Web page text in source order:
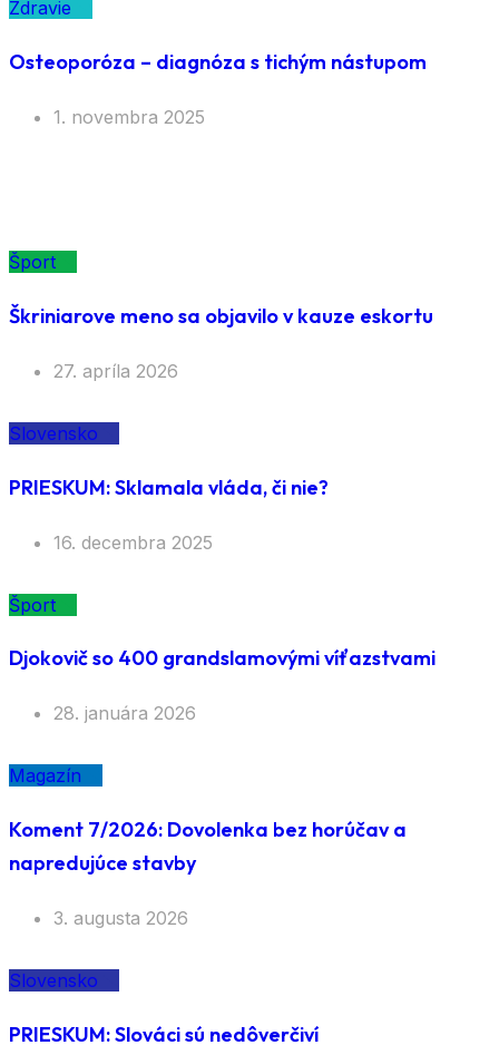
Zdravie
Osteoporóza – diagnóza s tichým nástupom
1. novembra 2025
Šport
Škriniarove meno sa objavilo v kauze eskortu
27. apríla 2026
Slovensko
PRIESKUM: Sklamala vláda, či nie?
16. decembra 2025
Šport
Djokovič so 400 grandslamovými víťazstvami
28. januára 2026
Magazín
Koment 7/2026: Dovolenka bez horúčav a
napredujúce stavby
3. augusta 2026
Slovensko
PRIESKUM: Slováci sú nedôverčiví